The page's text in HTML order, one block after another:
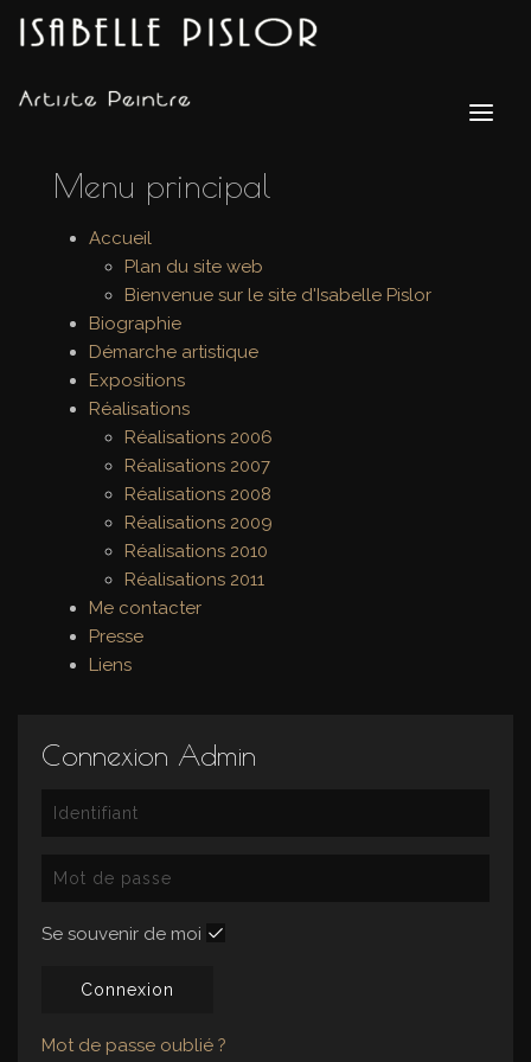
Menu principal
Accueil
Plan du site web
Bienvenue sur le site d'Isabelle Pislor
Biographie
Démarche artistique
Expositions
Réalisations
Réalisations 2006
Réalisations 2007
Réalisations 2008
Réalisations 2009
Réalisations 2010
Réalisations 2011
Me contacter
Presse
Liens
Connexion Admin
Se souvenir de moi
Connexion
Mot de passe oublié ?